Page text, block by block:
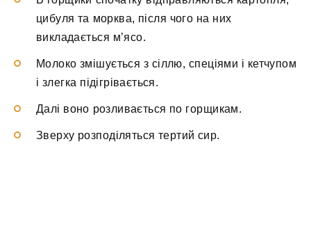
цибуля та морква, після чого на них
викладається м’ясо.
Молоко змішується з сіллю, спеціями і кетчупом
і злегка підігрівається.
Далі воно розливається по горщикам.
Зверху розподіляться тертий сир.